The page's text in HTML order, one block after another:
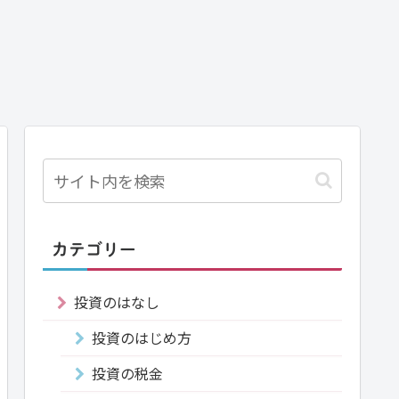
カテゴリー
投資のはなし
投資のはじめ方
投資の税金